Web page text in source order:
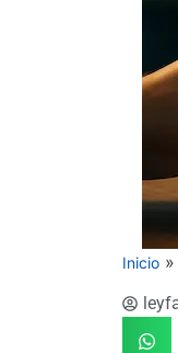
Inicio »